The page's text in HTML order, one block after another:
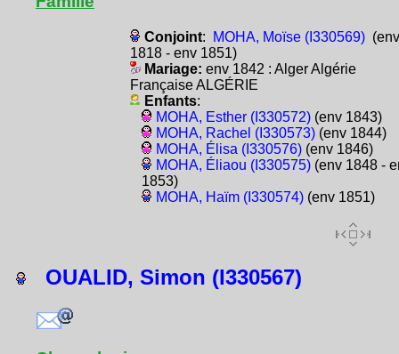
Conjoint: MOHA, Moïse (I330569)(env
1818 - env 1851)
Mariage: env 1842 : Alger Algérie
Française ALGÉRIE
Enfants:
MOHA, Esther (I330572)(env 1843)
MOHA, Rachel (I330573)(env 1844)
MOHA, Élisa (I330576)(env 1846)
MOHA, Éliaou (I330575)(env 1848 -
1853)
MOHA, Haïm (I330574)(env 1851)
OUALID, Simon (I330567)